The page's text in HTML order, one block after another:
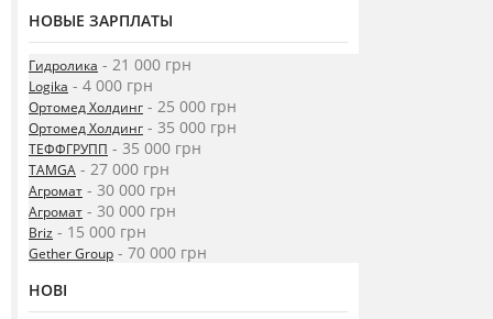
НОВЫЕ ЗАРПЛАТЫ
Гидролика - 21 000 грн
Logika - 4 000 грн
Ортомед Холдинг - 25 000 грн
Ортомед Холдинг - 35 000 грн
ТЕФФГРУПП - 35 000 грн
TAMGA - 27 000 грн
Агромат - 30 000 грн
Агромат - 30 000 грн
Briz - 15 000 грн
Gether Group - 70 000 грн
НОВІ